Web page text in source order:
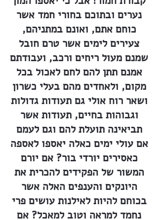
נערים ובתוכם בחורי חמד אשר
כוחם אתם, ואונם במתניהם,
צעירים לימים אשר טרם חובל
שמנם מעול ריחים ורכב, ועבודתם
אמנם תתן להם לחם לאכול בכל
מקום, ולאחדים מהם בעלי כשרון
ושאר רוח אולי גם תעודות גדולות
וגבוהות בחיים, תעודות אשר
תביאינה תועלת להם וגם לעמם
אם עולי ימים כאלה יאספו לאספה
כאסירים יורדי בור? אם יורם
המשור של הפקידים להכרית את
היונקים והענפים האלה אשר
בכוחם להיות לאילנות עושים פרי
נחמד למראה וטוב למאכל? אם